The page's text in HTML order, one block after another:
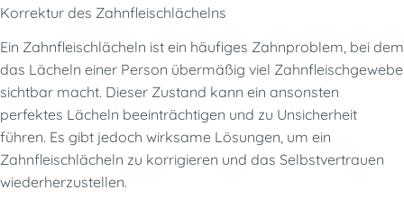
Korrektur des Zahnfleischlächelns
Ein Zahnfleischlächeln ist ein häufiges Zahnproblem, bei dem
das Lächeln einer Person übermäßig viel Zahnfleischgewebe
sichtbar macht. Dieser Zustand kann ein ansonsten
perfektes Lächeln beeinträchtigen und zu Unsicherheit
führen. Es gibt jedoch wirksame Lösungen, um ein
Zahnfleischlächeln zu korrigieren und das Selbstvertrauen
wiederherzustellen.